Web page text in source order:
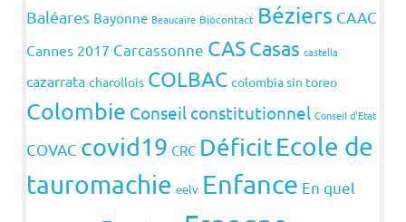
Baléares Bayonne Beaucaire Biocontact Béziers CAAC
Cannes 2017 Carcassonne CASCasas castella
cazarrata charollois COLBAC colombia sin toreo
Colombie Conseil constitutionnel Conseil d'Etat
COVAC covid19 CRC DéficitEcole de
tauromachie eelv Enfance En quel